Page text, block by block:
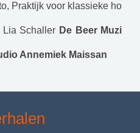
Praktijk voor klassieke ho
Lia Schaller De Beer Muzi
Annemiek Maissan